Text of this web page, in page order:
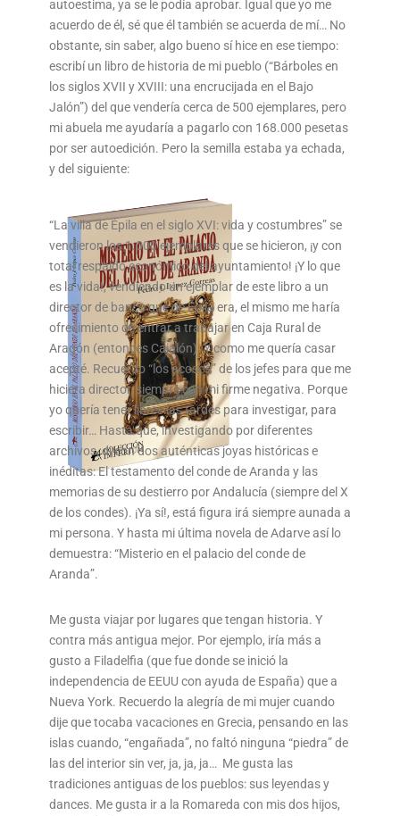
autoestima, ya se le podía aprobar. Igual que yo me
acuerdo de él, sé que él también se acuerda de mí… No
obstante, sin saber, algo bueno sí hice en ese tiempo:
escribí un libro de historia de mi pueblo (“Bárboles en
los siglos XVII y XVIII: una encrucijada en el Bajo
Jalón”) del que vendería cerca de 500 ejemplares, pero
mi abuela me ayudaría a pagarlo con 168.000 pesetas
por ser autoedición. Pero la semilla estaba ya echada,
y del siguiente:
“La villa de Épila en el siglo XVI: vida y costumbres” se
vendieron los 1.000 ejemplares que se hicieron, ¡y con
total respaldo económico del ayuntamiento! ¡Y lo que
es la vida!, vendiendo un ejemplar de este libro a un
director de banco que de Épila era, el mismo me haría
ofrecimiento de entrar a trabajar en Caja Rural de
Aragón (entonces Cajalón). Y como me quería casar
acepté. Recuerdo “los acosos” de los jefes para que me
hiciera director, siempre con mi firme negativa. Porque
yo quería tener libres las tardes para investigar, para
escribir… Hasta que, investigando por diferentes
archivos, di con dos auténticas joyas históricas e
inéditas: El testamento del conde de Aranda y las
memorias de su destierro por Andalucía (siempre del X
de los condes). ¡Ya sí!, está figura irá siempre aunada a
mi persona. Y hasta mi última novela de Adarve así lo
demuestra: “Misterio en el palacio del conde de
Aranda”.
Me gusta viajar por lugares que tengan historia. Y
contra más antigua mejor. Por ejemplo, iría más a
gusto a Filadelfia (que fue donde se inició la
independencia de EEUU con ayuda de España) que a
Nueva York. Recuerdo la alegría de mi mujer cuando
dije que tocaba vacaciones en Grecia, pensando en las
islas cuando, “engañada”, no faltó ninguna “piedra” de
las del interior sin ver, ja, ja, ja… Me gusta las
tradiciones antiguas de los pueblos: sus leyendas y
dances. Me gusta ir a la Romareda con mis dos hijos,